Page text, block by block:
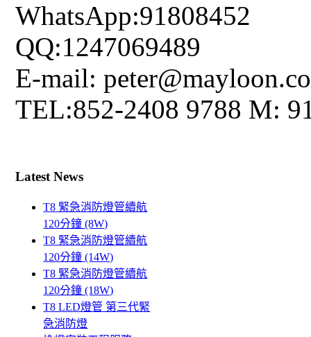
WhatsApp:91808452
QQ:1247069489
E-mail:
TEL:852-2408 9788 M:
Latest News
T8 緊急消防燈管續航
120分鐘 (8W)
T8 緊急消防燈管續航
120分鐘 (14W)
T8 緊急消防燈管續航
120分鐘 (18W)
T8 LED燈管 第三代緊
急消防燈